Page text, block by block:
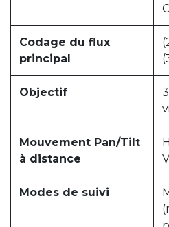
Codage du flux
principal
Objectif
Mouvement Pan/Tilt
à distance
Modes de suivi